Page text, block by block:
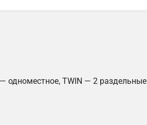
одноместное, TWIN — 2 раздельные